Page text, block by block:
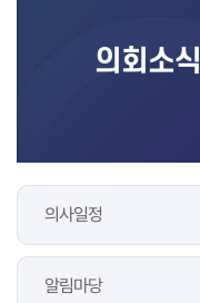
의회소식
의사일정
알림마당